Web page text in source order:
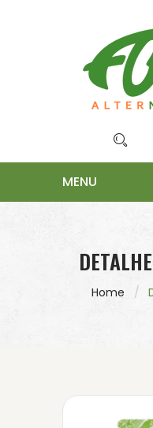
Home